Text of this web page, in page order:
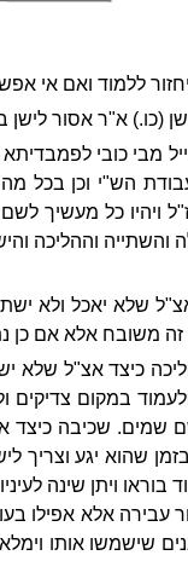
ללמוד ואם אי
(כו.) א"ר אסור
מבי כובי
הש"י וכן בכל
ויהיו כל מעשיך
והשתייה וההליכה
שלא יאכל ולא
משובח אלא אם כן
כיצד אצ"ל שלא
במקום
שכיבה כיצד
שהוא יגע וצריך
בוראו ויתן שינה
עבירה אלא אפילו
בנים שישמשו אותו